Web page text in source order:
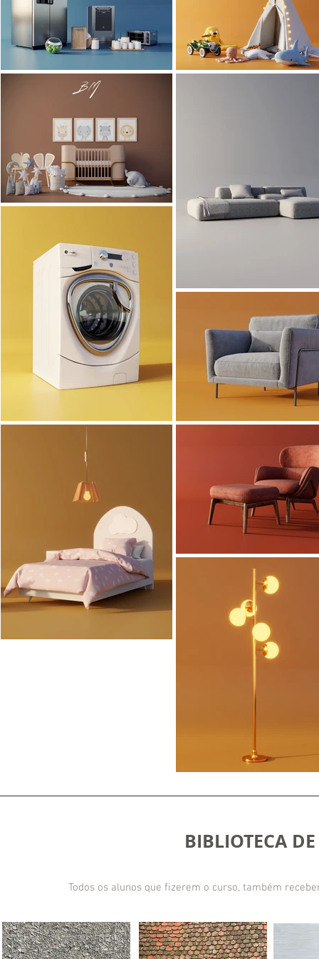
BIBLIOTECA
Todos os alunos que fizerem o curso, também